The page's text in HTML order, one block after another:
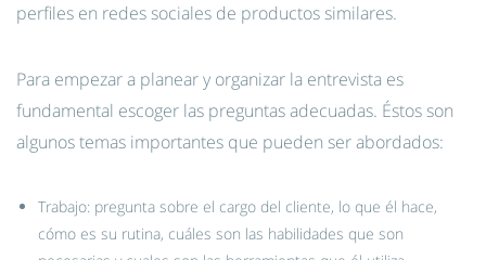
perfiles en redes sociales de productos similares.
Para empezar a planear y organizar la entrevista es
fundamental escoger las preguntas adecuadas. Éstos son
algunos temas importantes que pueden ser abordados:
Trabajo: pregunta sobre el cargo del cliente, lo que él hace,
cómo es su rutina, cuáles son las habilidades que son